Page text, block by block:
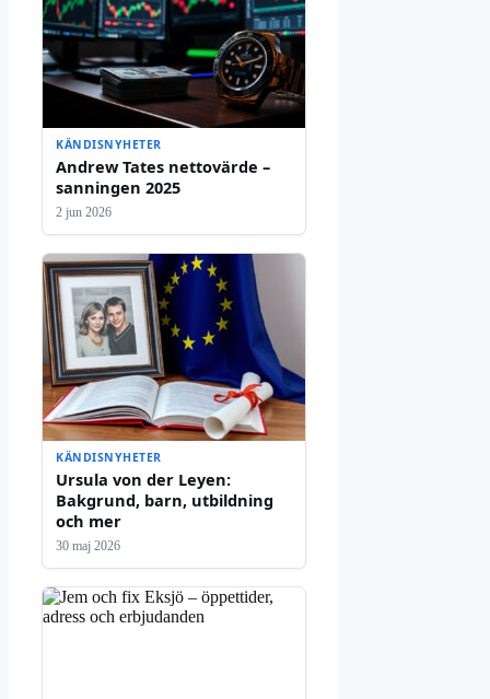
KÄNDISNYHETER
Andrew Tates nettovärde –
sanningen 2025
2 jun 2026
KÄNDISNYHETER
Ursula von der Leyen:
Bakgrund, barn, utbildning
och mer
30 maj 2026